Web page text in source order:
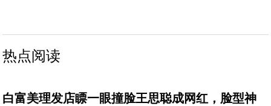
热点阅读
白富美理发店瞟一眼撞脸王思聪成网红，脸型神